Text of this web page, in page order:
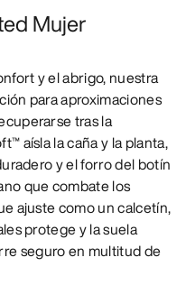
Mujer
y el abrigo, nuestra
para aproximaciones
tras la
aísla la caña y la planta,
y el forro del botín
que combate los
ajuste como un calcetín,
protege y la suela
seguro en multitud de